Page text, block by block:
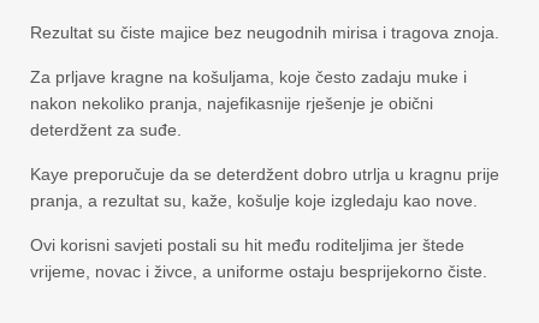
Rezultat su čiste majice bez neugodnih mirisa i tragova znoja.
Za prljave kragne na košuljama, koje često zadaju muke i
nakon nekoliko pranja, najefikasnije rješenje je obični
deterdžent za suđe.
Kaye preporučuje da se deterdžent dobro utrlja u kragnu prije
pranja, a rezultat su, kaže, košulje koje izgledaju kao nove.
Ovi korisni savjeti postali su hit među roditeljima jer štede
vrijeme, novac i živce, a uniforme ostaju besprijekorno čiste.